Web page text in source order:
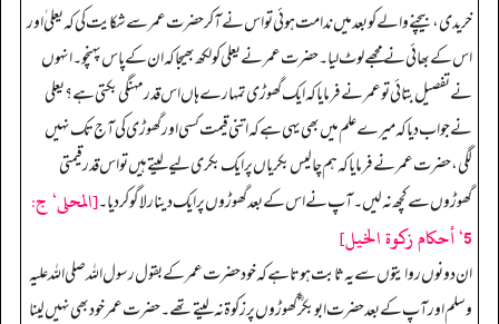
خریدی، بیچنے والے کو بعد میں ندامت ہوئی تو اس نے آکر حضرت عمر سے شکایت کی کہ یعلی ٰ اور
اس کے بھائی نے مجھے لوٹ لیا۔ حضرت عمر نے یعلی کو لکھ بھیجا کہ ان کے پاس پہنچو۔ انہوں
نے تفصیل بتائی تو عمر نے فرمایا کہ ایک گھوڑی تمہارے ہاں اس قدر مہنگی بکتی ہے؟ یعلی
نے جواب دیا کہ میرے علم میں بھی یہی ہے کہ اتنی قیمت کسی اور گھوڑی کی آج تک نہیں
لگی، حضرت عمر نے فرمایا کہ ہم چالیس بکریاں پر ایک بکری لیے لیتے ہیں تو اس قدر قیمتی
گھوڑوں سے کچھ نہ لیں۔ آپ نے اس کے بعد گھوڑوں پر ایک دینار لاگو کر دیا۔[المحلی‘ ج:
5‘ أحکام زکوة الخیل]
ان دونوں روایتوں سے یہ ثابت ہوتا ہے کہ خود حضرت عمر کے بقول رسول اللہ صلی اللہ علیہ
وسلم اور آپ کے بعد حضرت ابوبکر ؓ گھوڑوں پر زکوۃ نہ لیتے تھے۔ حضرت عمر خود بھی نہیں لینا